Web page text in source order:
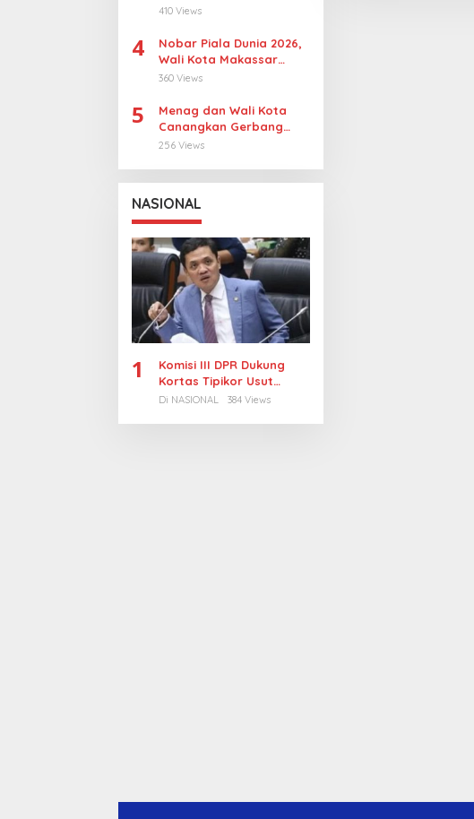
Revitalisasi, Pulau
Prioritas
410 Views
4
Nobar Piala Dunia 2026,
Wali Kota Makassar
Dorong UMKM Tumbuh di
360 Views
5
Menag dan Wali Kota
Canangkan Gerbang
Moderasi di Makassar
256 Views
NASIONAL
1
Komisi III DPR Dukung
Kortas Tipikor Usut
Tuntas Dugaan Korupsi
Di NASIONAL 384 Views